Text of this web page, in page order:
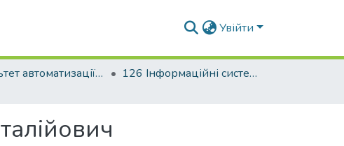
Увійти
Факультет автоматизації і інформаційних технологій
126 Інформаційні системи та технології. Штучний інтелект. Когнітивні технології